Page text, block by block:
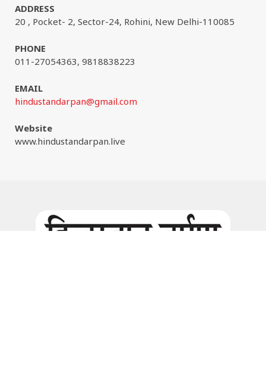
ADDRESS
20 , Pocket- 2, Sector-24, Rohini, New Delhi-110085
PHONE
011-27054363, 9818838223
EMAIL
hindustandarpan@gmail.com
Website
www.hindustandarpan.live